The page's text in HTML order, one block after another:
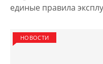
единые правила
НОВОСТИ